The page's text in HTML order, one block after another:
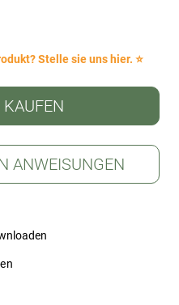
Stelle sie uns hier. ⭐
ANWEISUNGEN